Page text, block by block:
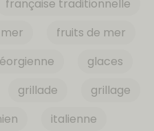
française traditionnelle
fruits de mer
glaces
grillade
grillage
italienne